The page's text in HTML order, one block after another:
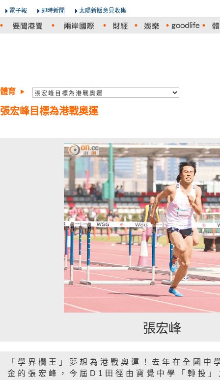
電子報 即時新聞 太陽新版意見收集
體育
張宏峰目標為港戰奧運
張宏峰
「學界欄王」夢想為港戰奧運！去年在全國
金的張宏峰，今屆D1田徑由寶覺中學「轉投